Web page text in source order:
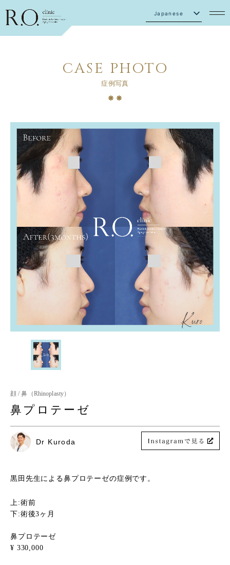
Japanese
CASE PHOTO
症例写真
顔 / 鼻（Rhinoplasty）
鼻プロテーゼ
Dr Kuroda
黒田先生による鼻プロテーゼの症例です。
上:術前
下:術後3ヶ月
鼻プロテーゼ
¥ 330,000